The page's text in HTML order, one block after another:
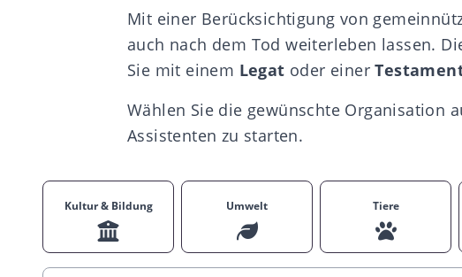
Mit einer Berücksichtigung von
auch nach dem Tod weiterleben lassen.
Sie mit einem Legat oder einer
Wählen Sie die gewünschte Organisation
Assistenten zu starten.
Kultur & Bildung Umwelt Tiere